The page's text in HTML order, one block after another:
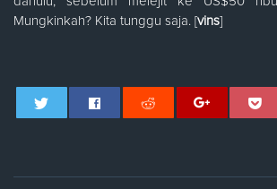
Mungkinkah? Kita tunggu saja. [vins]